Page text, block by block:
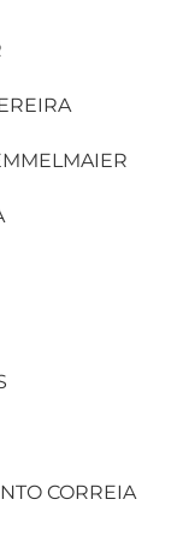
CORREIA